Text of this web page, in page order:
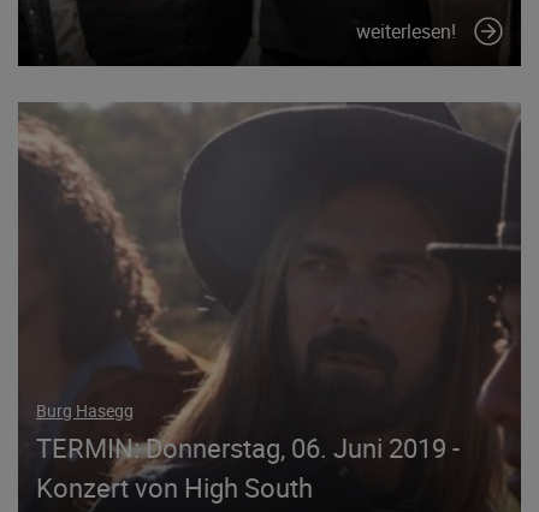
weiterlesen!
Burg Hasegg
TERMIN: Donnerstag, 06. Juni 2019 -
Konzert von High South